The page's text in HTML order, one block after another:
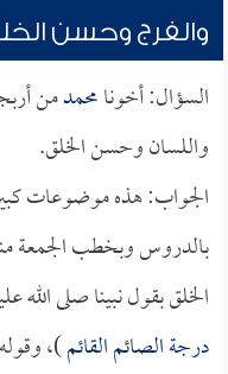
والفرج وحسن
السؤال: أخونامحمدمن
واللسان وحسن الخلق.
الجواب: هذه موضوعات
بالدروس وبخطب الجمعة
الخلق بقول نبينا صلى الله
درجة الصائم القائم)،